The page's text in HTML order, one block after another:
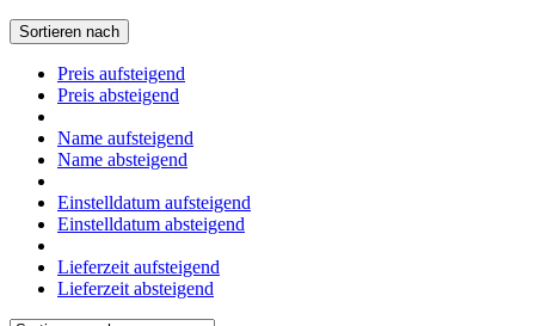
Sortieren nach
Preis aufsteigend
Preis absteigend
Name aufsteigend
Name absteigend
Einstelldatum aufsteigend
Einstelldatum absteigend
Lieferzeit aufsteigend
Lieferzeit absteigend